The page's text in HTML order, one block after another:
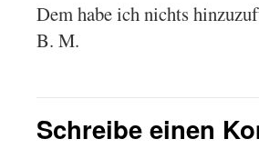
Dem habe ich nichts
B. M.
Schreibe einen